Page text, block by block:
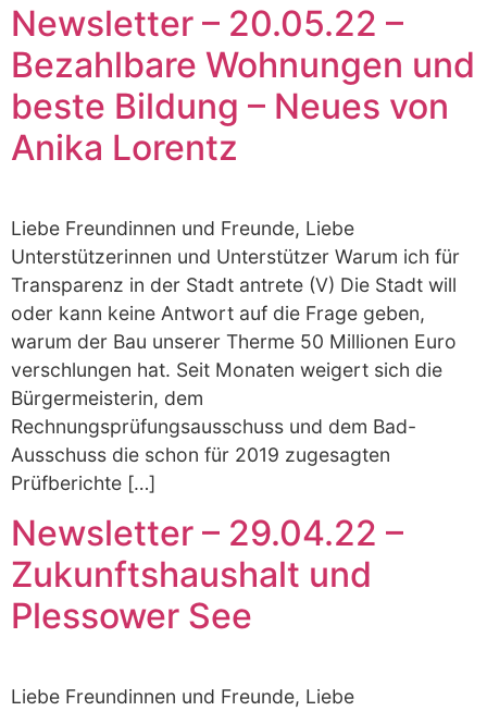
Newsletter – 20.05.22 –
Bezahlbare Wohnungen und
beste Bildung – Neues von
Anika Lorentz
Liebe Freundinnen und Freunde, Liebe
Unterstützerinnen und Unterstützer Warum ich für
Transparenz in der Stadt antrete (V) Die Stadt will
oder kann keine Antwort auf die Frage geben,
warum der Bau unserer Therme 50 Millionen Euro
verschlungen hat. Seit Monaten weigert sich die
Bürgermeisterin, dem
Rechnungsprüfungsausschuss und dem Bad-
Ausschuss die schon für 2019 zugesagten
Prüfberichte […]
Newsletter – 29.04.22 –
Zukunftshaushalt und
Plessower See
Liebe Freundinnen und Freunde, Liebe